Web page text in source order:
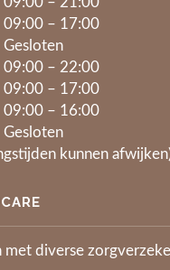
09:00 – 21:00
09:00 – 17:00
Gesloten
09:00 – 22:00
09:00 – 17:00
09:00 – 16:00
Gesloten
kunnen
met diverse